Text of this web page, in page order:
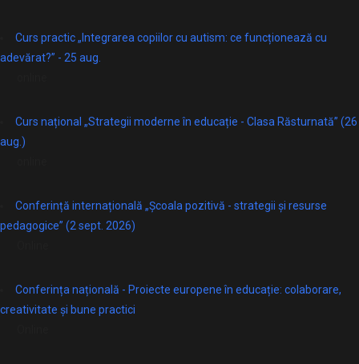
Curs practic „Integrarea copiilor cu autism: ce funcționează cu
adevărat?” - 25 aug.
Curs național „Strategii moderne în educație - Clasa Răsturnată” (26
aug.)
Conferință internațională „Școala pozitivă - strategii și resurse
pedagogice” (2 sept. 2026)
Conferința națională - Proiecte europene în educație: colaborare,
creativitate și bune practici